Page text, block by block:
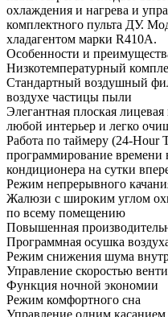
охлаждения и нагрева и
комплектного пульта ДУ.
хладагентом марки R410A.
Особенности и
Низкотемпературный
Стандартный воздушный
воздухе частицы пыли
Элегантная плоская
любой интерьер и легко
Работа по таймеру (24-Hour
программирование
кондиционера на сутки
Режим непрерывного
Жалюзи с широким углом
по всему помещению
Повышенная
Программная осушка
Режим снижения шума
Управление скоростью
Функция ночной экономии
Режим комфортного сна
Управление одним касанием